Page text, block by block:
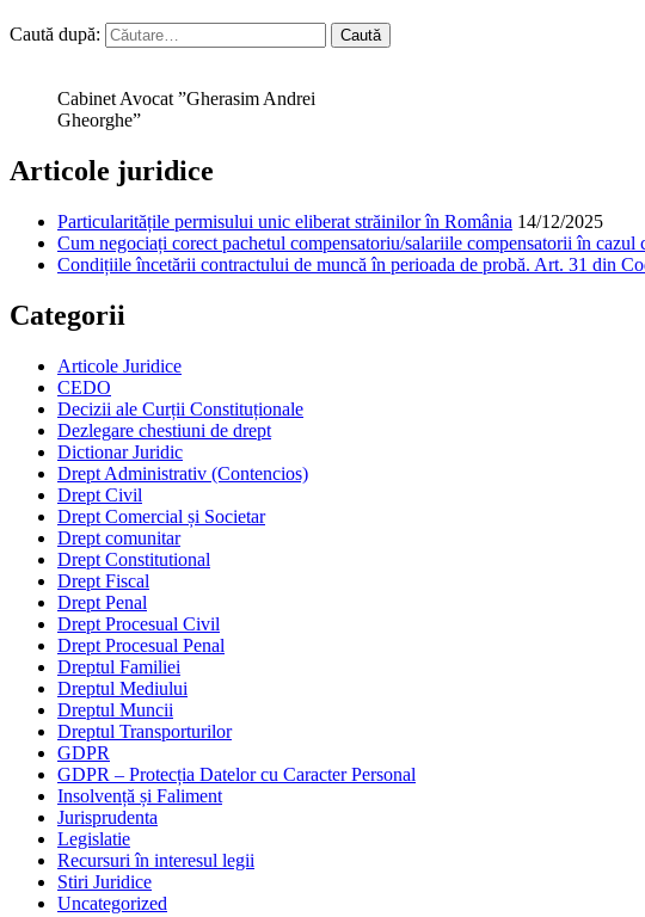
Caută după:
Cabinet Avocat ”Gherasim Andrei
Gheorghe”
Articole juridice
Particularitățile permisului unic eliberat străinilor în România 14/12/2025
Cum negociați corect pachetul compensatoriu/salariile compensatorii în cazul
Condițiile încetării contractului de muncă în perioada de probă. Art. 31 din
Categorii
Articole Juridice
CEDO
Decizii ale Curții Constituționale
Dezlegare chestiuni de drept
Dictionar Juridic
Drept Administrativ (Contencios)
Drept Civil
Drept Comercial și Societar
Drept comunitar
Drept Constitutional
Drept Fiscal
Drept Penal
Drept Procesual Civil
Drept Procesual Penal
Dreptul Familiei
Dreptul Mediului
Dreptul Muncii
Dreptul Transporturilor
GDPR
GDPR – Protecția Datelor cu Caracter Personal
Insolvență și Faliment
Jurisprudenta
Legislatie
Recursuri în interesul legii
Stiri Juridice
Uncategorized